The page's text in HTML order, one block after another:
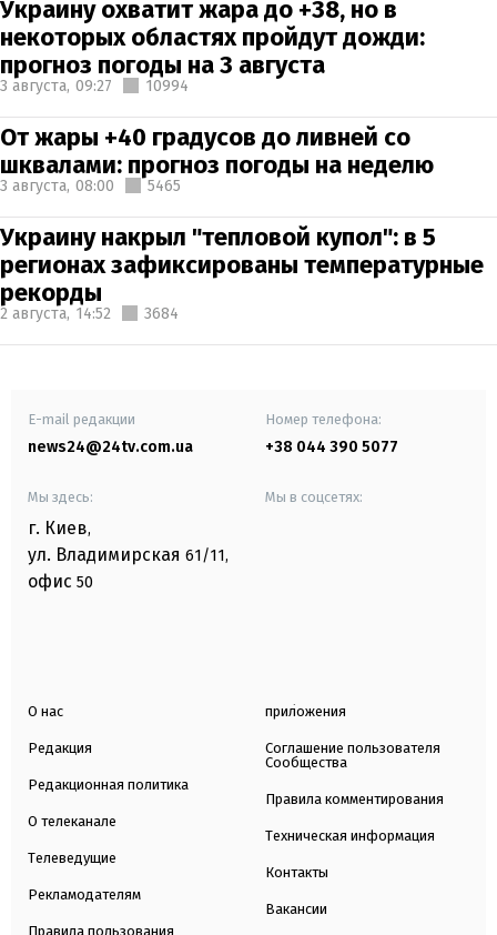
Украину охватит жара до +38, но в
некоторых областях пройдут дожди:
прогноз погоды на 3 августа
3 августа, 09:27 10994
От жары +40 градусов до ливней со
шквалами: прогноз погоды на неделю
3 августа, 08:00 5465
Украину накрыл "тепловой купол": в 5
регионах зафиксированы температурные
рекорды
2 августа, 14:52 3684
E-mail редакции
news24@24tv.com.ua
Номер телефона:
+38 044 390 5077
Мы здесь:
г. Киев,
ул. Владимирская 61/11,
офис 50
Мы в соцсетях:
О нас
Редакция
Редакционная политика
О телеканале
Телеведущие
Рекламодателям
Правила пользования
приложения
Соглашение пользователя
Сообщества
Правила комментирования
Техническая информация
Контакты
Вакансии